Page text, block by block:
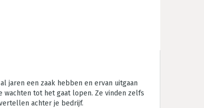
jaren een zaak hebben en ervan uitgaan
tot het gaat lopen. Ze vinden zelfs
achter je bedrijf.